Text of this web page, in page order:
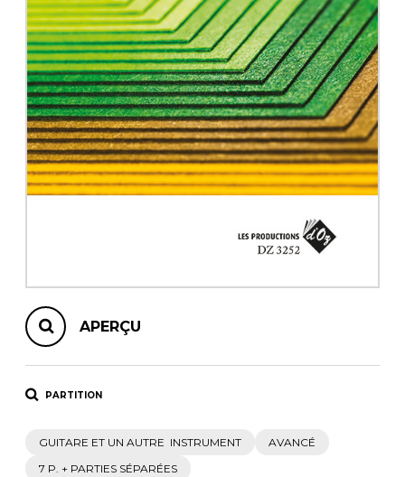
AUTRES PRODUITS
APERÇU
PARTITION
GUITARE ET UN AUTRE INSTRUMENT
AVANCÉ
7 P. + PARTIES SÉPARÉES